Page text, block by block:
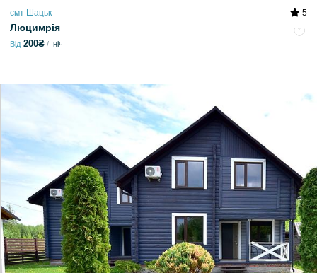
смт Шацьк 5
Люцимрія
Від 200₴ ніч